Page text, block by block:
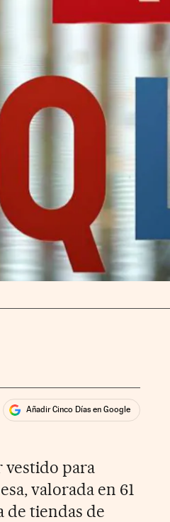
Añadir Cinco Días en Google
vestido para
valorada en 61
de tiendas de